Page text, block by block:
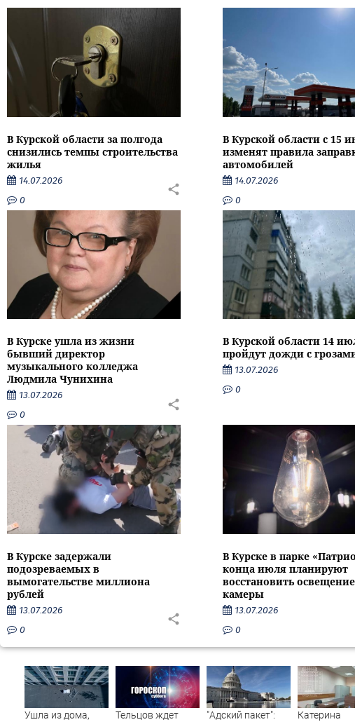
В Курской области за полгода
снизились темпы строительства
жилья
14.07.2026
0
В Курской области с 15
изменят правила
автомобилей
14.07.2026
0
В Курске ушла из жизни
бывший директор
музыкального колледжа
Людмила Чунихина
13.07.2026
0
В Курской области 14
пройдут дожди с
13.07.2026
0
В Курске задержали
подозреваемых в
вымогательстве миллиона
рублей
13.07.2026
0
В Курске в парке
конца июля планируют
восстановить
камеры
13.07.2026
0
Ушла из дома,
Тельцов ждет
"Адский пакет":
Катерина